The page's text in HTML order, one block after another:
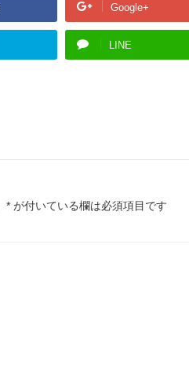
Google+
LINE
* が付いている欄は必須項目です